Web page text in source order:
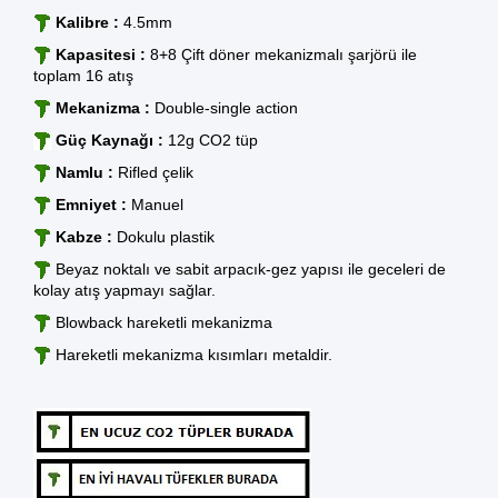
Kalibre : 4.5mm
Kapasitesi : 8+8 Çift döner mekanizmalı şarjörü ile
toplam 16 atış
Mekanizma : Double-single action
Güç Kaynağı : 12g CO2 tüp
Namlu : Rifled çelik
Emniyet : Manuel
Kabze : Dokulu plastik
Beyaz noktalı ve sabit arpacık-gez yapısı ile geceleri de
kolay atış yapmayı sağlar.
Blowback hareketli mekanizma
Hareketli mekanizma kısımları metaldir.